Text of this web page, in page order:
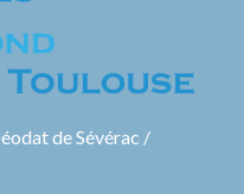
de Sévérac /